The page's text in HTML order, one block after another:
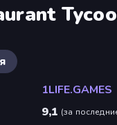
1LIFE.GAMES
9,1 (за